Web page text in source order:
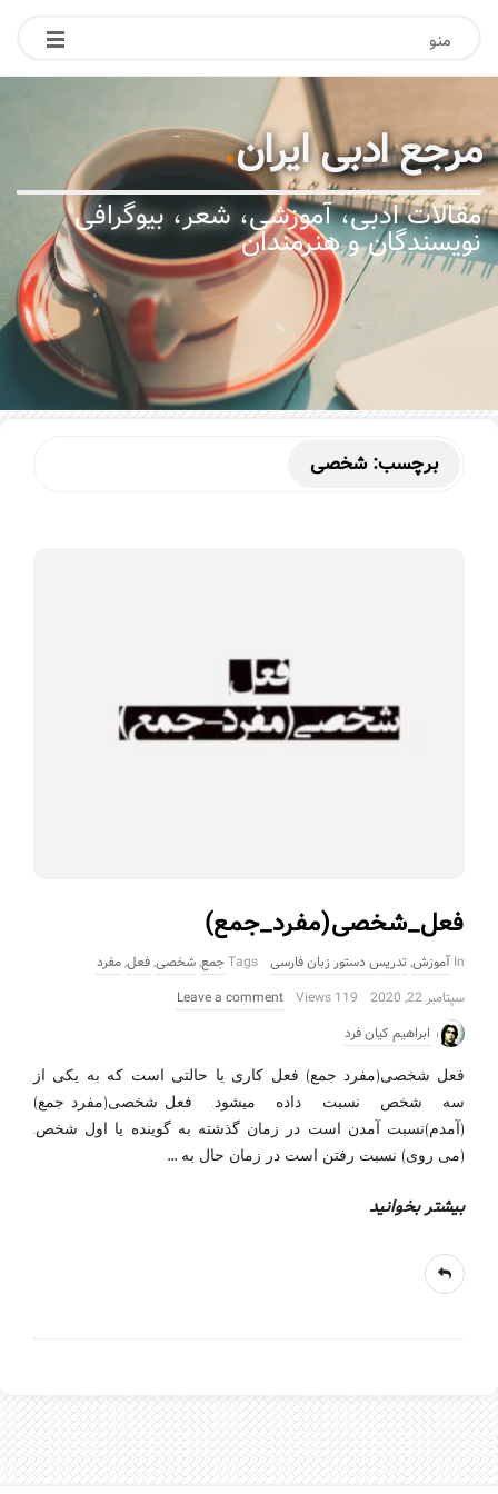
منو
مرجع ادبی ایران.
مقالات ادبی، آموزشی، شعر، بیوگرافی
نویسندگان و هنرمندان
برچسب: شخصی
فعل_شخصی(مفرد_جمع)
In آموزش,تدریس دستور زبان فارسی Tagsجمع,شخصی,فعل,مفرد
سپتامبر 22, 2020
119 Views
Leave a comment
ابراهیم کیان فرد
فعل_شخصی(مفرد_جمع) فعل کاری یا حالتی است که به یکی از
سه شخص نسبت داده میشود. فعل_شخصی(مفرد_جمع)
(آمدم)نسبت آمدن است در زمان گذشته به گوینده یا اول شخص.
(می روی) نسبت رفتن است در زمان حال به …
بیشتر بخوانید